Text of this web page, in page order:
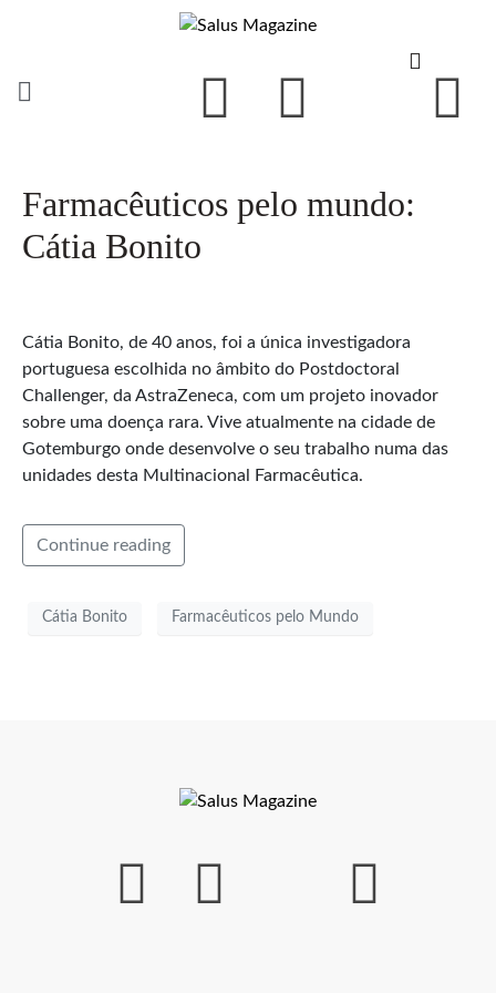
Farmacêuticos pelo mundo:
Cátia Bonito
Cátia Bonito, de 40 anos, foi a única investigadora
portuguesa escolhida no âmbito do Postdoctoral
Challenger, da AstraZeneca, com um projeto inovador
sobre uma doença rara. Vive atualmente na cidade de
Gotemburgo onde desenvolve o seu trabalho numa das
unidades desta Multinacional Farmacêutica.
Continue reading
Cátia Bonito Farmacêuticos pelo Mundo